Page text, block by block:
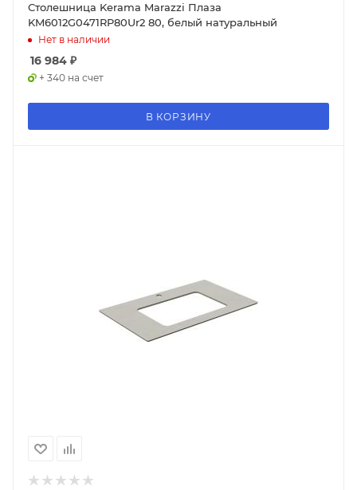
Столешница Kerama Marazzi Плаза
KM6012G0471RP80Ur2 80, белый натуральный
Нет в наличии
16 984 ₽
+ 340 на счет
В КОРЗИНУ